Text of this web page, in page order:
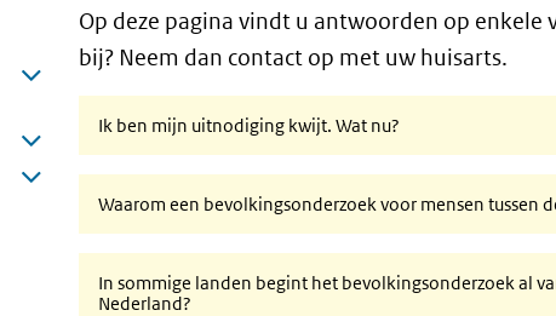
Op deze pagina vindt u antwoorden op enkele
bij? Neem dan contact op met uw huisarts.
Ik ben mijn uitnodiging kwijt. Wat nu?
Waarom een bevolkingsonderzoek voor mensen tussen
In sommige landen begint het bevolkingsonderzoek al
Nederland?